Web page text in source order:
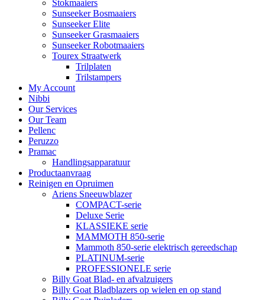
Stokmaaiers
Sunseeker Bosmaaiers
Sunseeker Elite
Sunseeker Grasmaaiers
Sunseeker Robotmaaiers
Tourex Straatwerk
Trilplaten
Trilstampers
My Account
Nibbi
Our Services
Our Team
Pellenc
Peruzzo
Pramac
Handlingsapparatuur
Productaanvraag
Reinigen en Opruimen
Ariens Sneeuwblazer
COMPACT-serie
Deluxe Serie
KLASSIEKE serie
MAMMOTH 850-serie
Mammoth 850-serie elektrisch gereedschap
PLATINUM-serie
PROFESSIONELE serie
Billy Goat Blad- en afvalzuigers
Billy Goat Bladblazers op wielen en op stand